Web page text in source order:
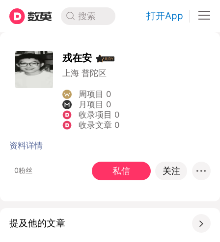
搜索 打开App
戎在安
上海 普陀区
周项目 0
月项目 0
收录项目 0
收录文章 0
资料详情
0粉丝 私信 关注
提及他的文章 